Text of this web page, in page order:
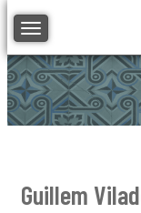
Toggle navigation
Guillem